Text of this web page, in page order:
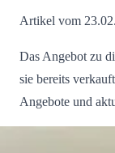
Artikel vom
Das Angebot zu
sie bereits
Angebote und